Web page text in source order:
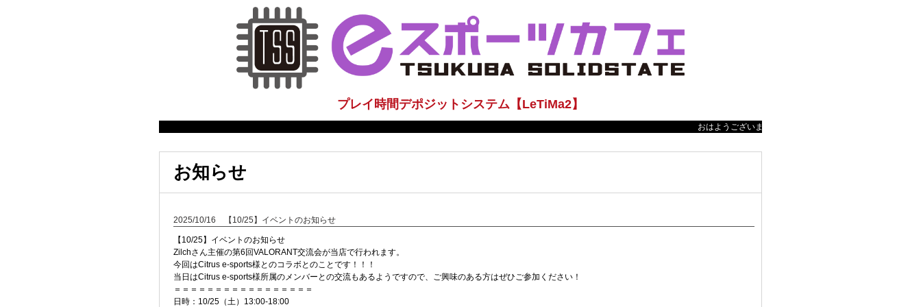
プレイ時間デポジットシステム【LeTiMa2】
おはようございます 営業時間は、12:00-24:00（Last入店
お知らせ
2025/10/16 【10/25】イベントのお知らせ
【10/25】イベントのお知らせ
Zilchさん主催の第6回VALORANT交流会が当店で行われます。
今回はCitrus e-sports様とのコラボとのことです！！！
当日はCitrus e-sports様所属のメンバーとの交流もあるようですので、ご興味のある方はぜひご参加ください！
＝＝＝＝＝＝＝＝＝＝＝＝＝＝＝＝＝
日時：10/25（土）13:00-18:00